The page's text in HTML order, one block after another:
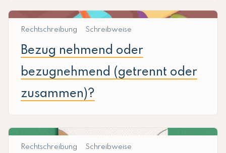
Rechtschreibung Schreibweise
Bezug nehmend oder
bezugnehmend (getrennt oder
zusammen)?
Rechtschreibung Schreibweise